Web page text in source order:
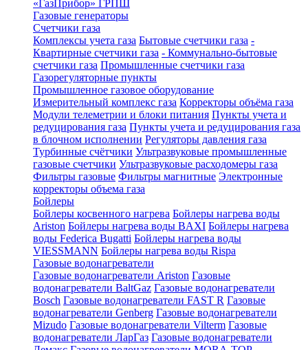
«ГазПрибор» ГРПШ
Газовые генераторы
Счетчики газа
Комплексы учета газа Бытовые счетчики газа -
Квартирные счетчики газа - Коммунально-бытовые
счетчики газа Промышленные счетчики газа
Газорегуляторные пункты
Промышленное газовое оборудование
Измерительный комплекс газа Корректоры объёма газа
Модули телеметрии и блоки питания Пункты учета и
редуцирования газа Пункты учета и редуцирования газа
в блочном исполнении Регуляторы давления газа
Турбинные счётчики Ультразвуковые промышленные
газовые счетчики Ультразвуковые расходомеры газа
Фильтры газовые Фильтры магнитные Электронные
корректоры объема газа
Бойлеры
Бойлеры косвенного нагрева Бойлеры нагрева воды
Ariston Бойлеры нагрева воды BAXI Бойлеры нагрева
воды Federica Bugatti Бойлеры нагрева воды
VIESSMANN Бойлеры нагрева воды Rispa
Газовые водонагреватели
Газовые водонагреватели Ariston Газовые
водонагреватели BaltGaz Газовые водонагреватели
Bosch Газовые водонагреватели FAST R Газовые
водонагреватели Genberg Газовые водонагреватели
Mizudo Газовые водонагреватели Vilterm Газовые
водонагреватели ЛарГаз Газовые водонагреватели